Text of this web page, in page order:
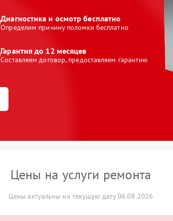
Диагностика и осмотр бесплатно
Определим причину поломки бесплатно
Гарантия до 12 месяцев
Составляем договор, предоставляем гарантию
Цены на услуги ремонта
Цены актуальны на текущую дату 06.08.2026